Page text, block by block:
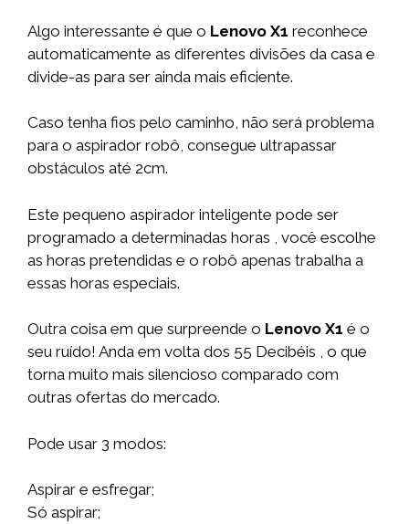
Algo interessante é que o Lenovo X1 reconhece
automaticamente as diferentes divisões da casa e
divide-as para ser ainda mais eficiente.
Caso tenha fios pelo caminho, não será problema
para o aspirador robô, consegue ultrapassar
obstáculos até 2cm.
Este pequeno aspirador inteligente pode ser
programado a determinadas horas , você escolhe
as horas pretendidas e o robô apenas trabalha a
essas horas especiais.
Outra coisa em que surpreende o Lenovo X1 é o
seu ruído! Anda em volta dos 55 Decibéis , o que
torna muito mais silencioso comparado com
outras ofertas do mercado.
Pode usar 3 modos:
Aspirar e esfregar;
Só aspirar;